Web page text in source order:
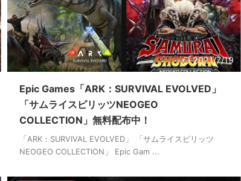
2021/7/19
Epic Games「ARK：SURVIVAL EVOLVED」
「サムライスピリッツNEOGEO
COLLECTION」無料配布中！
「ARK：SURVIVAL EVOLVED」 「サムライスピリッツ
NEOGEO COLLECTION」 Epic Gam ...